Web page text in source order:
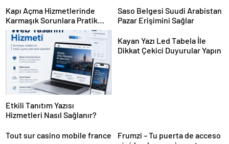
Kapı Açma Hizmetlerinde
Karmaşık Sorunlara Pratik
Çözümler
Saso Belgesi Suudi Arabistan
Pazar Erişimini Sağlar
Etkili Tanıtım Yazısı
Hizmetleri Nasıl Sağlanır?
Kayan Yazı Led Tabela İle
Dikkat Çekici Duyurular Yapın
Tout sur casino mobile france
Frumzi – Tu puerta de acceso